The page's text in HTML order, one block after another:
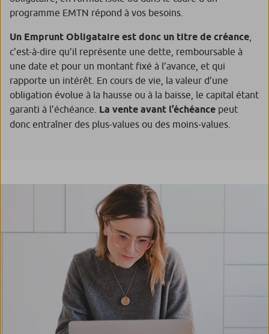
programme EMTN répond à vos besoins.
Un Emprunt Obligataire est donc un titre de créance
c’est-à-dire qu’il représente une dette, remboursable à
une date et pour un montant fixé à l’avance, et qui
rapporte un intérêt. En cours de vie, la valeur d’une
obligation évolue à la hausse ou à la baisse, le capital étant
garanti à l’échéance. La vente avant l’échéance peut
donc entraîner des plus-values ou des moins-values.